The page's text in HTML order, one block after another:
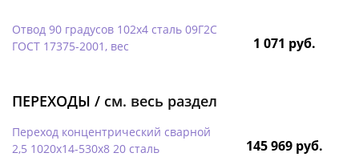
Отвод 90 градусов 102х4 сталь 09Г2С
ГОСТ 17375-2001, вес
1 071 руб.
ПЕРЕХОДЫ / см. весь раздел
Переход концентрический сварной
2,5 1020х14-530х8 20 сталь
145 969 руб.